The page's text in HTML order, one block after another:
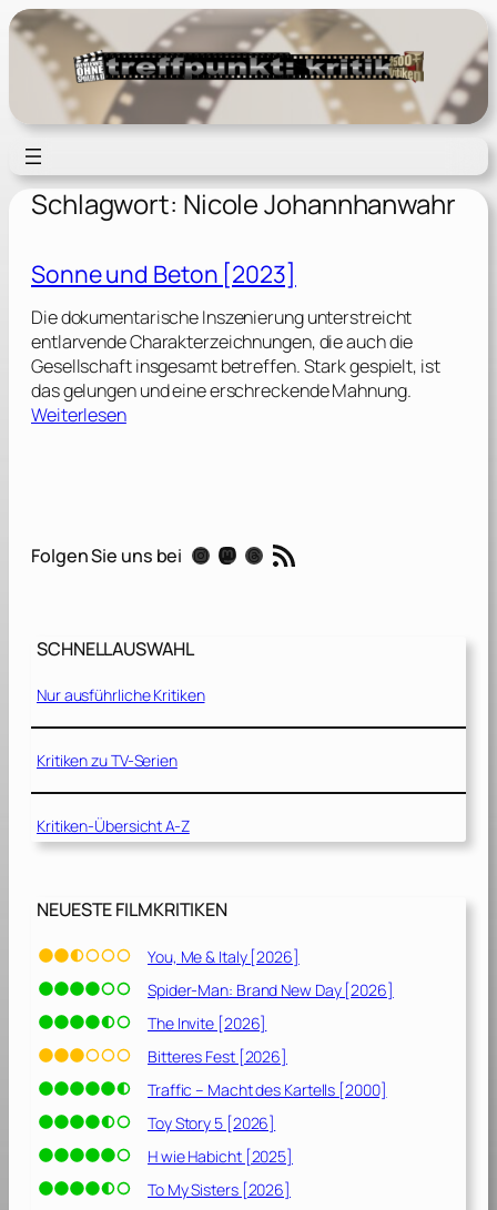
Zum
Inhalt
springen
Schlagwort: Nicole Johannhanwahr
Sonne und Beton [2023]
Die dokumentarische Inszenierung unterstreicht
entlarvende Charakterzeichnungen, die auch die
Gesellschaft insgesamt betreffen. Stark gespielt, ist
das gelungen und eine erschreckende Mahnung.
Weiterlesen:
u
e
o
n
[
2
3
Folgen Sie uns bei Instagram Mastodon Threads RSS-Feed
SCHNELLAUSWAHL
Nur ausführliche Kritiken
Kritiken zu TV-Serien
Kritiken-Übersicht A-Z
NEUESTE FILMKRITIKEN
You, Me & Italy [2026]
Spider-Man: Brand New Day [2026]
The Invite [2026]
Bitteres Fest [2026]
Traffic – Macht des Kartells [2000]
Toy Story 5 [2026]
H wie Habicht [2025]
To My Sisters [2026]